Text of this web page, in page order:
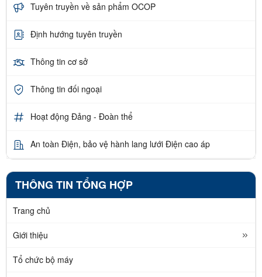
Tuyên truyền về sản phẩm OCOP
Định hướng tuyên truyền
Thông tin cơ sở
Thông tin đối ngoại
Hoạt động Đảng - Đoàn thể
An toàn Điện, bảo vệ hành lang lưới Điện cao áp
THÔNG TIN TỔNG HỢP
Trang chủ
Giới thiệu
Tổ chức bộ máy